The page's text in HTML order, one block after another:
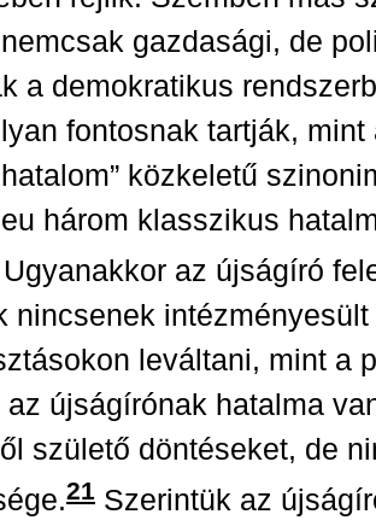
gazdasági, de
a demokratikus
fontosnak tartják,
közkeletű
három klasszikus
Ugyanakkor az újságíró
nincsenek
leváltani, mint a
az újságírónak hatalma
születő döntéseket, de
21 Szerintük az